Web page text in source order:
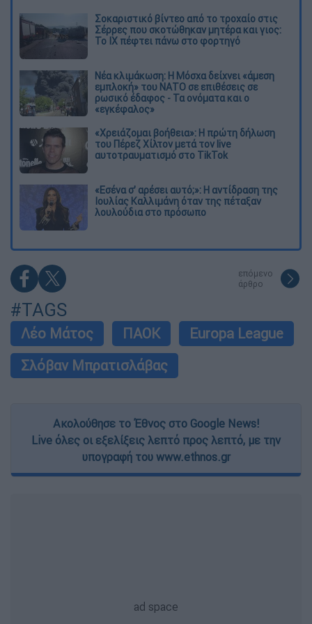
Σοκαριστικό βίντεο από το τροχαίο στις
Σέρρες που σκοτώθηκαν μητέρα και γιος:
Το ΙΧ πέφτει πάνω στο φορτηγό
Νέα κλιμάκωση: Η Μόσχα δείχνει «άμεση
εμπλοκή» του ΝΑΤΟ σε επιθέσεις σε
ρωσικό έδαφος - Τα ονόματα και ο
«εγκέφαλος»
«Χρειάζομαι βοήθεια»: Η πρώτη δήλωση
του Πέρεζ Χίλτον μετά τον live
αυτοτραυματισμό στο TikTok
«Εσένα σ’ αρέσει αυτό;»: Η αντίδραση της
Ιουλίας Καλλιμάνη όταν της πέταξαν
λουλούδια στο πρόσωπο
επόμενο
άρθρο
#TAGS
Λέο Μάτος ΠΑΟΚ
Europa League
Σλόβαν Μπρατισλάβας
Ακολούθησε το Έθνος στο Google News!
Live όλες οι εξελίξεις λεπτό προς λεπτό, με την
υπογραφή του www.ethnos.gr